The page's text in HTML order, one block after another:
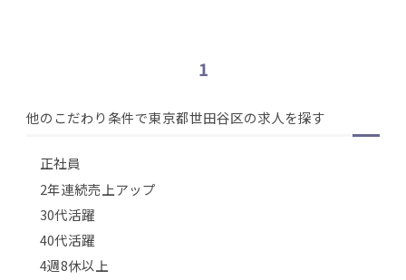
1
他のこだわり条件で東京都世田谷区の求人を探す
正社員
2年連続売上アップ
30代活躍
40代活躍
4週8休以上